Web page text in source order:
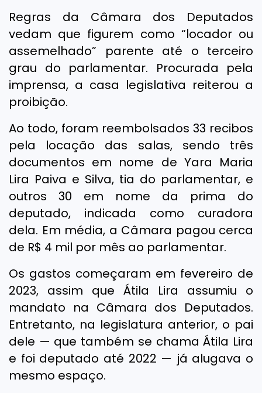
Regras da Câmara dos Deputados
vedam que figurem como “locador ou
assemelhado” parente até o terceiro
grau do parlamentar. Procurada pela
imprensa, a casa legislativa reiterou a
proibição.
Ao todo, foram reembolsados 33 recibos
pela locação das salas, sendo três
documentos em nome de Yara Maria
Lira Paiva e Silva, tia do parlamentar, e
outros 30 em nome da prima do
deputado, indicada como curadora
dela. Em média, a Câmara pagou cerca
de R$ 4 mil por mês ao parlamentar.
Os gastos começaram em fevereiro de
2023, assim que Átila Lira assumiu o
mandato na Câmara dos Deputados.
Entretanto, na legislatura anterior, o pai
dele — que também se chama Átila Lira
e foi deputado até 2022 — já alugava o
mesmo espaço.